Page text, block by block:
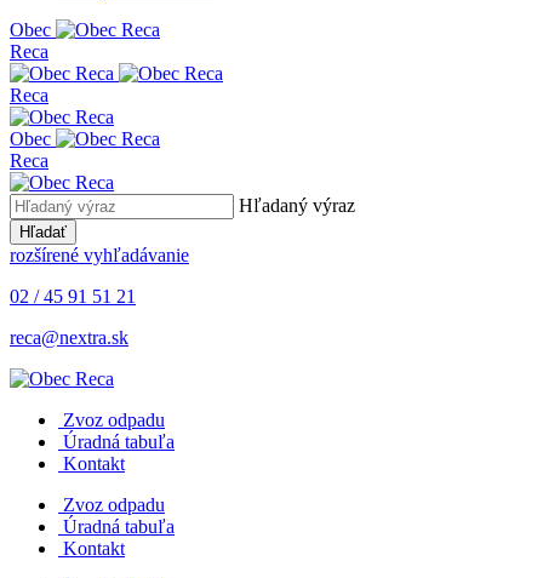
Obec
Reca
Reca
Obec
Reca
Hľadaný výraz
Hľadať
rozšírené vyhľadávanie
02 / 45 91 51 21
reca@nextra.sk
Zvoz odpadu
Úradná tabuľa
Kontakt
Zvoz odpadu
Úradná tabuľa
Kontakt